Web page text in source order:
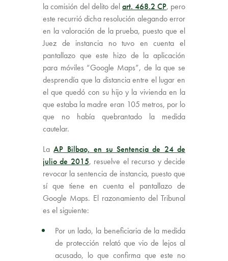
la comisión del delito delart. 468.2 CP, pero
este recurrió dicha resolución alegando error
en la valoración de la prueba, puesto que el
Juez de instancia no tuvo en cuenta el
pantallazo que este hizo de la aplicación
para móviles “Google Maps”, de la que se
desprendía que la distancia entre el lugar en
el que quedó con su hijo y la vivienda en la
que estaba la madre eran 105 metros, por lo
que no había quebrantado la medida
cautelar.
LaAP Bilbao, en su Sentencia de 24 de
julio de 2015, resuelve el recurso y decide
revocar la sentencia de instancia, puesto que
sí que tiene en cuenta el pantallazo de
Google Maps. El razonamiento del Tribunal
es el siguiente:
Por un lado, la beneficiaria de la medida
de protección relató que vio de lejos al
acusado, lo que confirma que este no